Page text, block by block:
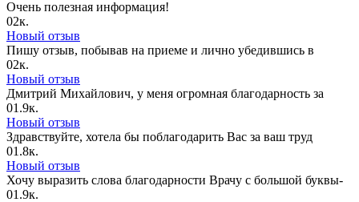
Очень полезная информация!
02к.
Новый отзыв
Пишу отзыв, побывав на приеме и лично убедившись в
02к.
Новый отзыв
Дмитрий Михайлович, у меня огромная благодарность за
01.9к.
Новый отзыв
Здравствуйте, хотела бы поблагодарить Вас за ваш труд
01.8к.
Новый отзыв
Хочу выразить слова благодарности Врачу с большой буквы-
01.9к.